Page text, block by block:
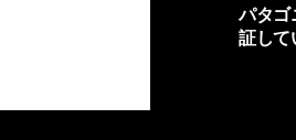
パタゴ
証して